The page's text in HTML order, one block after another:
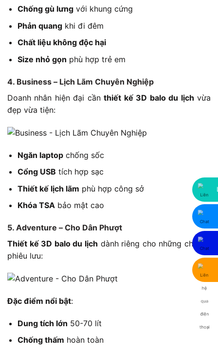
Chống gù lưngvới khung cứng
Phản quangkhi đi đêm
Chất liệu không độc hại
Size nhỏ gọn phù hợp trẻ em
4. Business – Lịch Lãm Chuyên Nghiệp
Doanh nhân hiện đại cầnthiết kế 3D balo du lịch vừa
đẹp vừa tiện:
Ngăn laptopchống sốc
Cổng USB tích hợp sạc
Thiết kế lịch lãm phù hợp công sở
Khóa TSAbảo mật cao
5. Adventure – Cho Dân Phượt
Thiết kế 3D balo du lịch dành riêng cho những chuyến
phiêu lưu:
Đặc điểm nổi bật:
Dung tích lớn 50-70 lít
Chống thấm hoàn toàn